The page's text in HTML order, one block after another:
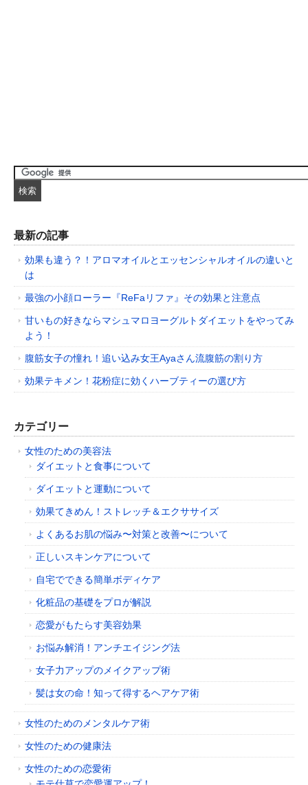
最新の記事
効果も違う？！アロマオイルとエッセンシャルオイルの違いと
は
最強の小顔ローラー『ReFaリファ』その効果と注意点
甘いもの好きならマシュマロヨーグルトダイエットをやってみ
よう！
腹筋女子の憧れ！追い込み女王Ayaさん流腹筋の割り方
効果テキメン！花粉症に効くハーブティーの選び方
カテゴリー
女性のための美容法
ダイエットと食事について
ダイエットと運動について
効果てきめん！ストレッチ＆エクササイズ
よくあるお肌の悩み〜対策と改善〜について
正しいスキンケアについて
自宅でできる簡単ボディケア
化粧品の基礎をプロが解説
恋愛がもたらす美容効果
お悩み解消！アンチエイジング法
女子力アップのメイクアップ術
髪は女の命！知って得するヘアケア術
女性のためのメンタルケア術
女性のための健康法
女性のための恋愛術